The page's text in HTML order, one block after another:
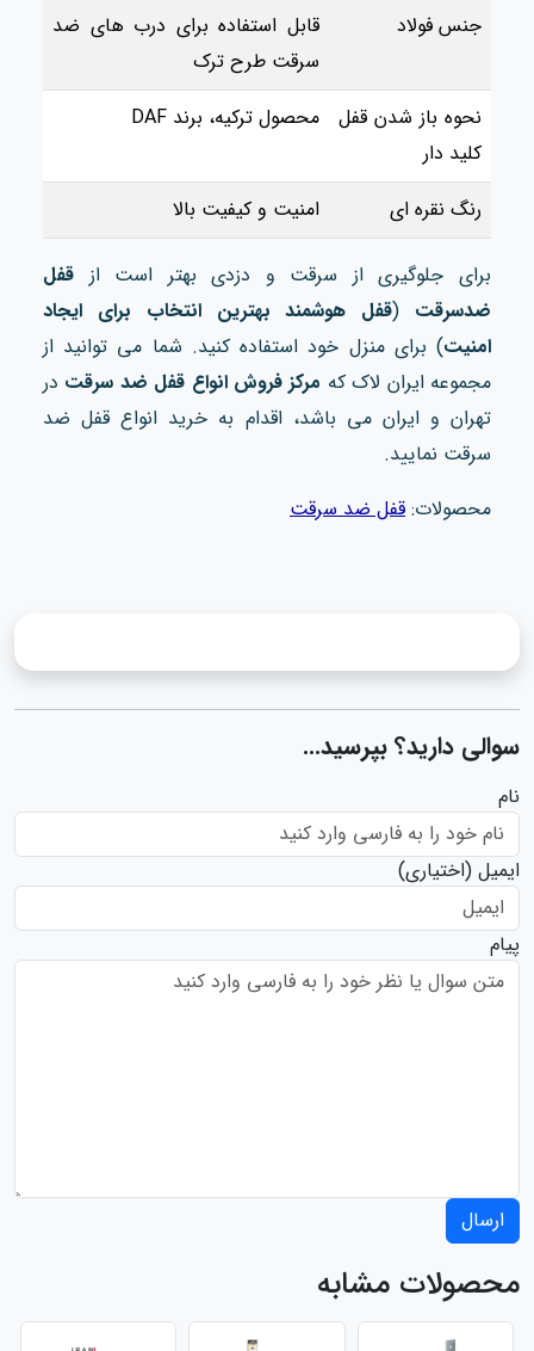
جنس فولاد
قابل استفاده برای درب های ضد
سرقت طرح ترک
نحوه باز شدن قفل
کلید دار
محصول ترکیه، برند DAF
رنگ نقره ای امنیت و کیفیت بالا
برای جلوگیری از سرقت و دزدی بهتر است از قفل
ضدسرقت (قفل هوشمند بهترین انتخاب برای ایجاد
امنیت) برای منزل خود استفاده کنید. شما می توانید از
مجموعه ایران لاک که مرکز فروش انواع قفل ضد سرقت در
تهران و ایران می باشد، اقدام به خرید انواع قفل ضد
سرقت نمایید.
محصولات: قفل ضد سرقت
سوالی دارید؟ بپرسید...
نام
ایمیل (اختیاری)
پیام
ارسال
محصولات مشابه